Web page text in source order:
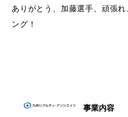
ありがとう、加藤選手、頑張
ング！
事業内容